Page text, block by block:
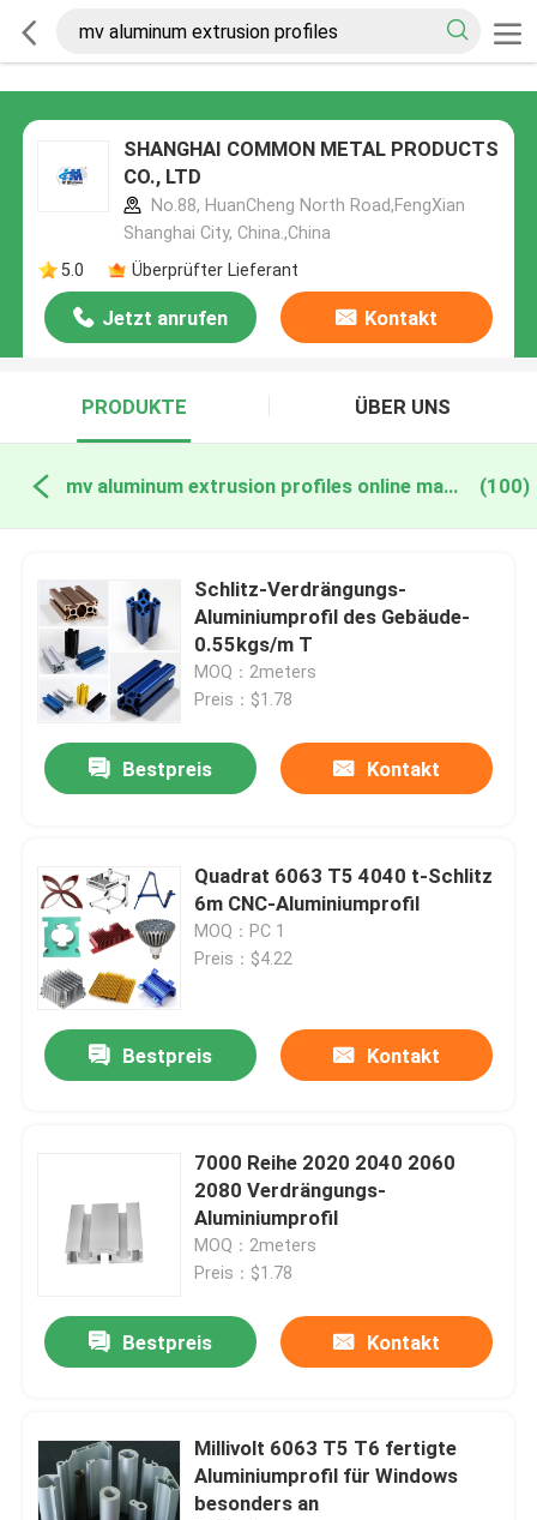
SHANGHAI COMMON METAL PRODUCTS
CO., LTD
No.88, HuanCheng North Road,FengXian
Shanghai City, China.,China
5.0
Überprüfter Lieferant
Jetzt anrufen Kontakt
PRODUKTE ÜBER UNS
mv aluminum extrusion profiles online manufacture (100)
Schlitz-Verdrängungs-
Aluminiumprofil des Gebäude-
0.55kgs/m T
MOQ：2meters
Preis：$1.78
Bestpreis Kontakt
Quadrat 6063 T5 4040 t-Schlitz
6m CNC-Aluminiumprofil
MOQ：PC 1
Preis：$4.22
Bestpreis Kontakt
7000 Reihe 2020 2040 2060
2080 Verdrängungs-
Aluminiumprofil
MOQ：2meters
Preis：$1.78
Bestpreis Kontakt
Millivolt 6063 T5 T6 fertigte
Aluminiumprofil für Windows
besonders an